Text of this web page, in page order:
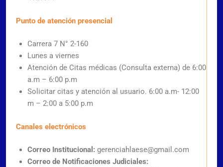
Punto de atención presencial
Carrera 7 N° 2-160
Lunes a viernes
Atención de Citas médicas (Consulta externa) de 6:00
a.m – 6:00 p.m
Solicitar citas y atención al usuario. 6:00 a.m- 12:00
m – 2:00 a 5:00 p.m
Canales electrónicos
Correo Institucional: gerenciahlaese@gmail.com
Correo de Notificaciones Judiciales: